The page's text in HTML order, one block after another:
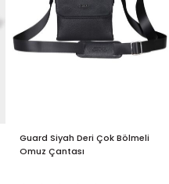
Guard Siyah Deri Çok Bölmeli
Omuz Çantası